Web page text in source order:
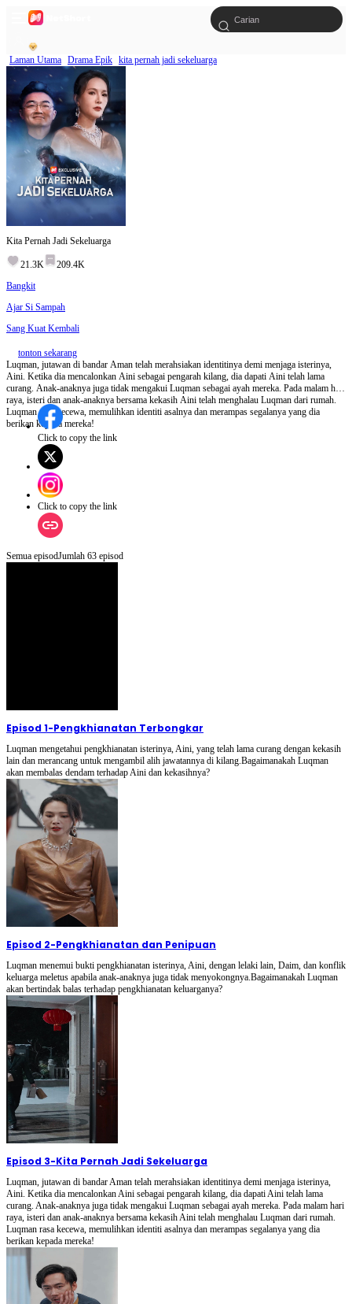
Laman Utama Drama Epik kita pernah jadi sekeluarga
Kita Pernah Jadi Sekeluarga
21.3K
209.4K
Bangkit
Ajar Si Sampah
Sang Kuat Kembali
tonton sekarang
Luqman, jutawan di bandar Aman telah merahsiakan identitinya demi menjaga isterinya,
Aini. Ketika dia mencalonkan Aini sebagai pengarah kilang, dia dapati Aini telah lama
curang. Anak-anaknya juga tidak mengakui Luqman sebagai ayah mereka. Pada malam hari
raya, isteri dan anak-anaknya bersama kekasih Aini telah menghalau Luqman dari rumah.
Luqman rasa kecewa, memulihkan identiti asalnya dan merampas segalanya yang dia
berikan kepada mereka!
Click to copy the link
Click to copy the link
Semua episodJumlah 63 episod
Episod 1-Pengkhianatan Terbongkar
Luqman mengetahui pengkhianatan isterinya, Aini, yang telah lama curang dengan kekasih
lain dan merancang untuk mengambil alih jawatannya di kilang.Bagaimanakah Luqman
akan membalas dendam terhadap Aini dan kekasihnya?
Episod 2-Pengkhianatan dan Penipuan
Luqman menemui bukti pengkhianatan isterinya, Aini, dengan lelaki lain, Daim, dan konflik
keluarga meletus apabila anak-anaknya juga tidak menyokongnya.Bagaimanakah Luqman
akan bertindak balas terhadap pengkhianatan keluarganya?
Episod 3-Kita Pernah Jadi Sekeluarga
Luqman, jutawan di bandar Aman telah merahsiakan identitinya demi menjaga isterinya,
Aini. Ketika dia mencalonkan Aini sebagai pengarah kilang, dia dapati Aini telah lama
curang. Anak-anaknya juga tidak mengakui Luqman sebagai ayah mereka. Pada malam hari
raya, isteri dan anak-anaknya bersama kekasih Aini telah menghalau Luqman dari rumah.
Luqman rasa kecewa, memulihkan identiti asalnya dan merampas segalanya yang dia
berikan kepada mereka!